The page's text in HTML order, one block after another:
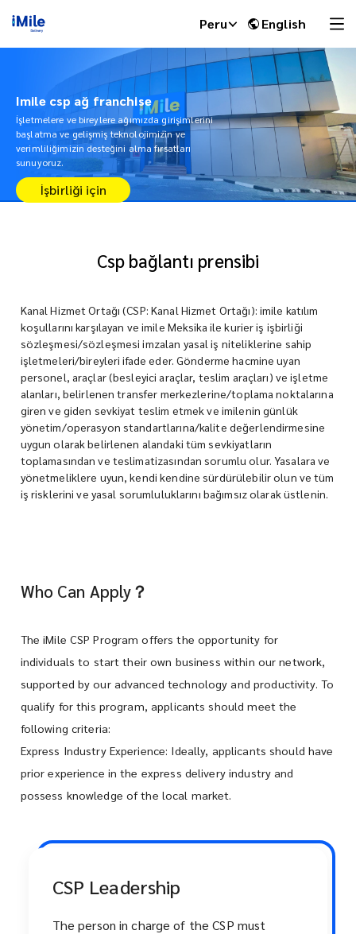
Peru English
Imile csp ağ franchise
İşletmelere ve bireylere ağımızda girişimlerini
başlatma ve gelişmiş teknolojimizin ve
verimliliğimizin desteğini alma fırsatları
sunuyoruz.
İşbirliği için
Csp bağlantı prensibi
Kanal Hizmet Ortağı (CSP: Kanal Hizmet Ortağı): imile katılım
koşullarını karşılayan ve imile Meksika ile kurier iş işbirliği
sözleşmesi/sözleşmesi imzalan yasal iş niteliklerine sahip
işletmeleri/bireyleri ifade eder. Gönderme hacmine uyan
personel, araçlar (besleyici araçlar, teslim araçları) ve işletme
alanları, belirlenen transfer merkezlerine/toplama noktalarına
giren ve giden sevkiyat teslim etmek ve imilenin günlük
yönetim/operasyon standartlarına/kalite değerlendirmesine
uygun olarak belirlenen alandaki tüm sevkiyatların
toplamasından ve teslimatizasından sorumlu olur. Yasalara ve
yönetmeliklere uyun, kendi kendine sürdürülebilir olun ve tüm
iş risklerini ve yasal sorumluluklarını bağımsız olarak üstlenin.
Who Can Apply？
The iMile CSP Program offers the opportunity for
individuals to start their own business within our network,
supported by our advanced technology and productivity. To
qualify for this program, applicants should meet the
following criteria:
Express Industry Experience: Ideally, applicants should have
prior experience in the express delivery industry and
possess knowledge of the local market.
CSP Leadership
The person in charge of the CSP must
iMile Chat